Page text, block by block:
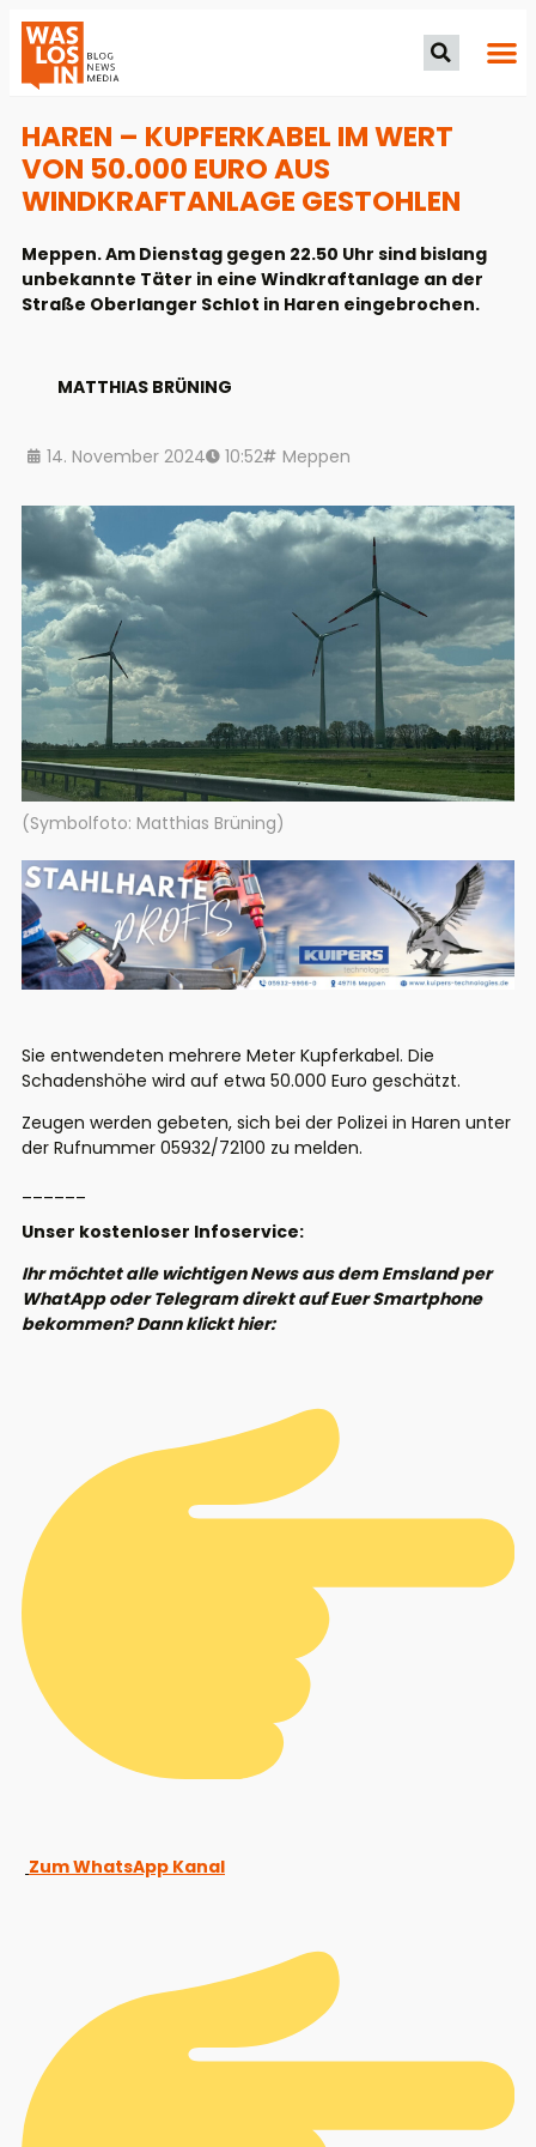
HAREN – KUPFERKABEL IM WERT
VON 50.000 EURO AUS
WINDKRAFTANLAGE GESTOHLEN
Meppen. Am Dienstag gegen 22.50 Uhr sind bislang
unbekannte Täter in eine Windkraftanlage an der
Straße Oberlanger Schlot in Haren eingebrochen.
MATTHIAS BRÜNING
14. November 2024 10:52 Meppen
(Symbolfoto: Matthias Brüning)
Sie entwendeten mehrere Meter Kupferkabel. Die
Schadenshöhe wird auf etwa 50.000 Euro geschätzt.
Zeugen werden gebeten, sich bei der Polizei in Haren unter
der Rufnummer 05932/72100 zu melden.
Unser kostenloser Infoservice:
Ihr möchtet alle wichtigen News aus dem Emsland per
WhatApp oder Telegram direkt auf Euer Smartphone
bekommen? Dann klickt hier:
Zum WhatsApp Kanal